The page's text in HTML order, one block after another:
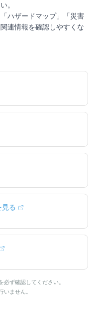
。
ハザードマップ」「災害
連情報を確認しやすくな
る
ず確認してください。
ません。